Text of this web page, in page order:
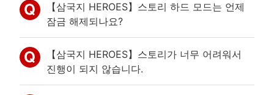
【삼국지 HEROES】스토리 하드 모드는 언제
잠금 해제되나요?
【삼국지 HEROES】스토리가 너무 어려워서
진행이 되지 않습니다.